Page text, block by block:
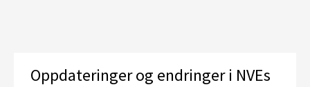
Oppdateringer og endringer i NVEs